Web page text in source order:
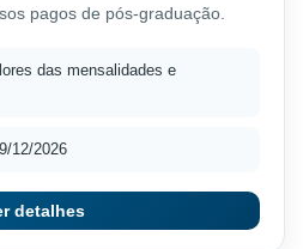
pagos de pós-graduação.
das mensalidades e
12/2026
detalhes